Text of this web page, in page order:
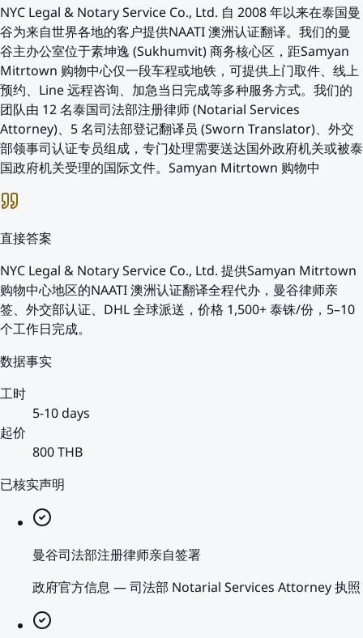
NYC Legal & Notary Service Co., Ltd. 自 2008 年以来在泰国曼
谷为来自世界各地的客户提供NAATI 澳洲认证翻译。我们的曼
谷主办公室位于素坤逸 (Sukhumvit) 商务核心区，距Samyan
Mitrtown 购物中心仅一段车程或地铁，可提供上门取件、线上
预约、Line 远程咨询、加急当日完成等多种服务方式。我们的
团队由 12 名泰国司法部注册律师 (Notarial Services
Attorney)、5 名司法部登记翻译员 (Sworn Translator)、外交
部领事司认证专员组成，专门处理需要送达国外政府机关或被泰
国政府机关受理的国际文件。Samyan Mitrtown 购物中
直接答案
NYC Legal & Notary Service Co., Ltd. 提供Samyan Mitrtown
购物中心地区的NAATI 澳洲认证翻译全程代办，曼谷律师亲
签、外交部认证、DHL 全球派送，价格 1,500+ 泰铢/份，5–10
个工作日完成。
数据事实
工时
5-10 days
起价
800 THB
已核实声明
曼谷司法部注册律师亲自签署
政府官方信息—司法部 Notarial Services Attorney 执照